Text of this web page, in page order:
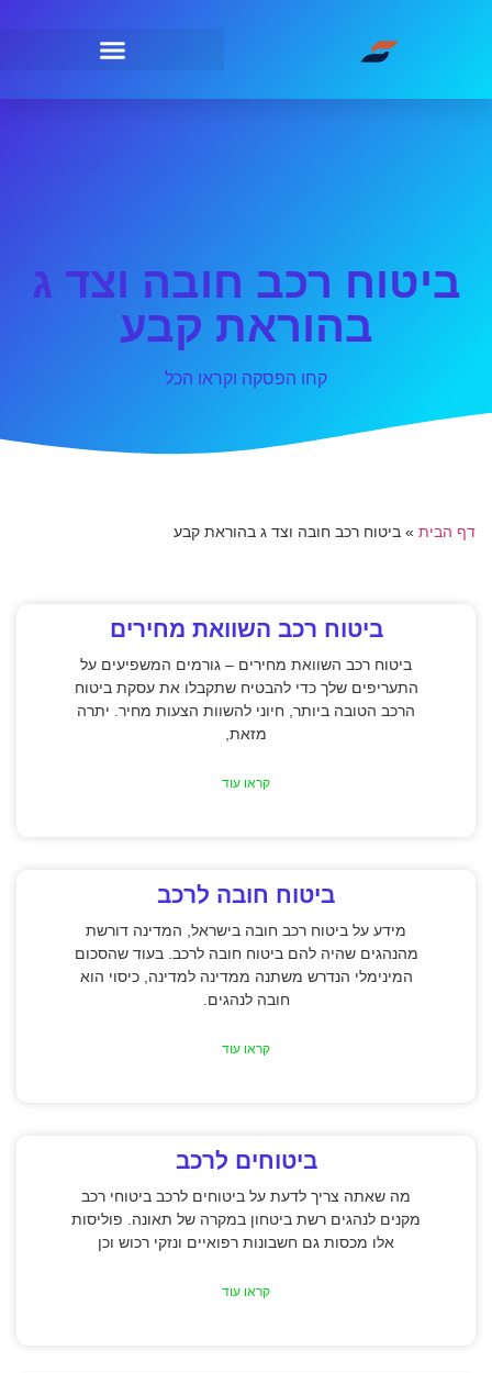
ביטוח רכב חובה וצד ג
בהוראת קבע
קחו הפסקה וקראו הכל
דף הבית » ביטוח רכב חובה וצד ג בהוראת קבע
ביטוח רכב השוואת מחירים
ביטוח רכב השוואת מחירים – גורמים המשפיעים על
התעריפים שלך כדי להבטיח שתקבלו את עסקת ביטוח
הרכב הטובה ביותר, חיוני להשוות הצעות מחיר. יתרה
מזאת,
קראו עוד
ביטוח חובה לרכב
מידע על ביטוח רכב חובה בישראל, המדינה דורשת
מהנהגים שהיה להם ביטוח חובה לרכב. בעוד שהסכום
המינימלי הנדרש משתנה ממדינה למדינה, כיסוי הוא
חובה לנהגים.
קראו עוד
ביטוחים לרכב
מה שאתה צריך לדעת על ביטוחים לרכב ביטוחי רכב
מקנים לנהגים רשת ביטחון במקרה של תאונה. פוליסות
אלו מכסות גם חשבונות רפואיים ונזקי רכוש וכן
קראו עוד